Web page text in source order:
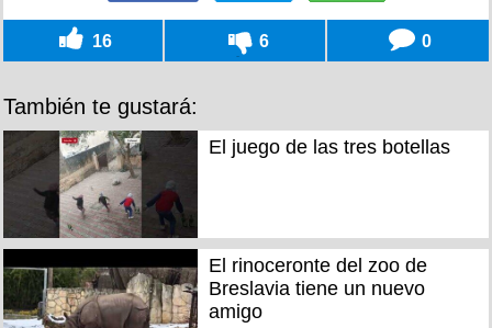
16 6 0
También te gustará:
El juego de las tres botellas
El rinoceronte del zoo de
Breslavia tiene un nuevo
amigo